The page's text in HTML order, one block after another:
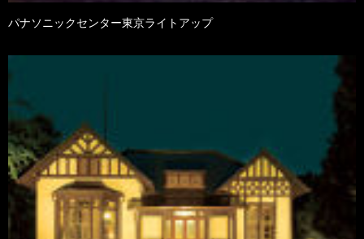
パナソニックセンター東京ライトアップ